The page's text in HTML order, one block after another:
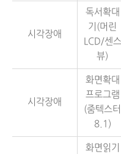
시각장애
독서확대
기(머린
LCD/센스
뷰)
시각장애
화면확대
프로그램
(줌텍스터
8.1)
화면읽기